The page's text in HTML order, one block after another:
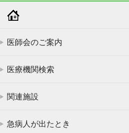
医師会のご案内
医療機関検索
関連施設
急病人が出たとき